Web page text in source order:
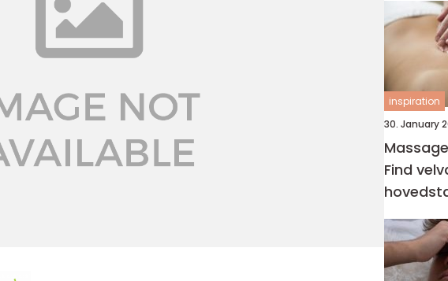
inspiration
30. January
Find